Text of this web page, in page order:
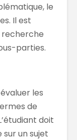
le
Il est
recherche
parties.
les
de
doit
un sujet